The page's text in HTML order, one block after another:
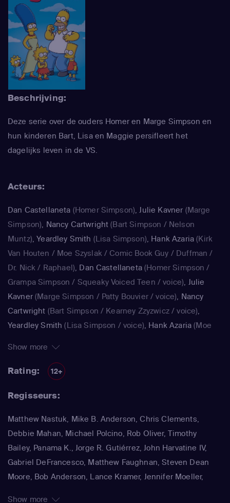
Beschrijving:
Deze serie over de ouders Homer en Marge Simpson en
hun kinderen Bart, Lisa en Maggie persifleert het
dagelijks leven in de VS.
Acteurs:
Dan Castellaneta (Homer Simpson),Julie Kavner (Marge
Simpson), Nancy Cartwright (Bart Simpson / Nelson
Muntz),Yeardley Smith (Lisa Simpson), Hank Azaria (Kirk
Van Houten / Moe Szyslak / Comic Book Guy / Duffman /
Dr. Nick / Raphael), Dan Castellaneta(Homer Simpson /
Grampa Simpson / Squeaky Voiced Teen / voice), Julie
Kavner(Marge Simpson / Patty Bouvier / voice), Nancy
Cartwright (Bart Simpson / Kearney Zzyzwicz / voice),
Yeardley Smith (Lisa Simpson / voice), Hank Azaria (Moe
Castellaneta(Homer Simpson / Kodos)
(Bart Simpson)
Houten / Clancy Wiggum / Snake Jailbird / Maximilian von
(Marge Simpson / Patty Bouvier / Selma
Bouvier)
Nancy Cartwright
(Cletus Spuckler / Kirk Van
Comic Book Guy)
Show more
Rating: 12+
Regisseurs:
Matthew Nastuk, Mike B. Anderson, Chris Clements,
Debbie Mahan, Michael Polcino, Rob Oliver, Timothy
Bailey, Panama K., Jorge R. Gutiérrez, John Harvatine IV,
Gabriel DeFrancesco, Matthew Faughnan, Steven Dean
Moore, Bob Anderson, Lance Kramer, Jennifer Moeller,
Show more